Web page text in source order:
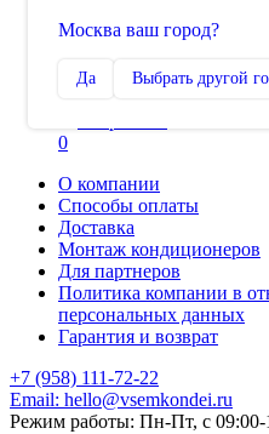
Москва ваш город?
Да Выбрать другой
Сравнение
0
О компании
Способы оплаты
Доставка
Монтаж кондиционеров
Для партнеров
Политика компании в
персональных данных
Гарантия и возврат
+7 (958) 111-72-22
Email: hello@vsemkondei.ru
Режим работы: Пн-Пт, с 09:00-